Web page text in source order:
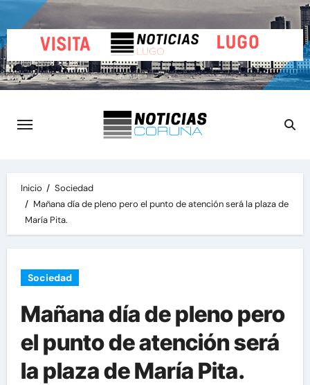
al
contenido
Inicio
Sociedad
Mañana día de pleno pero el punto de atención será la plaza de
María Pita.
Sociedad
Mañana día de pleno pero
el punto de atención será
la plaza de María Pita.